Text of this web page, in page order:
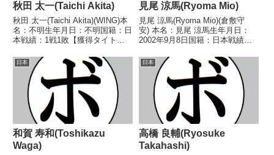
秋田 太一(Taichi Akita)
秋田 太一(Taichi Akita)(WING)本
名：不明生年月日：不明国籍：日
本戦績：1戦1敗【獲得タイト
●3RTKO 勇 龍磨(大阪天神)【補
足情報】・BoxRecには選手情報
が掲載されていない。...
見尾 涼馬(Ryoma Mio)
見尾 涼馬(Ryoma Mio)(倉敷守
安) 本名：見尾 涼馬生年月日：
2002年9月8日国籍：日本戦績：8
なし 【戦歴】■2023年度西日本
ミニマム級新人王準々決勝
2023/04/08 ●2RTKO ...
日本
和賀 寿和(Toshikazu
Waga)
日本
高橋 良輔(Ryosuke
Takahashi)